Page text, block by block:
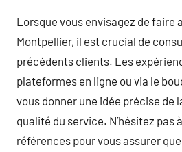
Lorsque vous envisagez de faire
Montpellier, il est crucial de
précédents clients. Les
plateformes en ligne ou via le
vous donner une idée précise de
qualité du service. N’hésitez pas
références pour vous assurer